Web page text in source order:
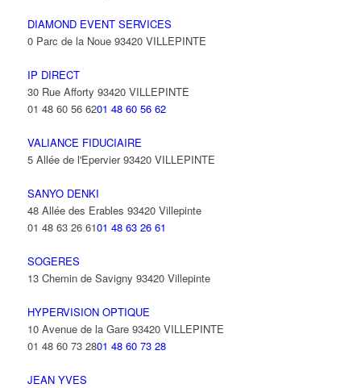
DIAMOND EVENT SERVICES
0 Parc de la Noue 93420 VILLEPINTE
IP DIRECT
30 Rue Afforty 93420 VILLEPINTE
01 48 60 56 6201 48 60 56 62
VALIANCE FIDUCIAIRE
5 Allée de l'Epervier 93420 VILLEPINTE
SANYO DENKI
48 Allée des Erables 93420 Villepinte
01 48 63 26 6101 48 63 26 61
SOGERES
13 Chemin de Savigny 93420 Villepinte
HYPERVISION OPTIQUE
10 Avenue de la Gare 93420 VILLEPINTE
01 48 60 73 2801 48 60 73 28
JEAN YVES